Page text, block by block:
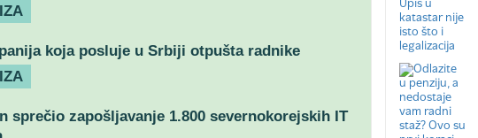
koja posluje u Srbiji otpušta radnike
sprečio zapošljavanje 1.800 severnokorejskih IT